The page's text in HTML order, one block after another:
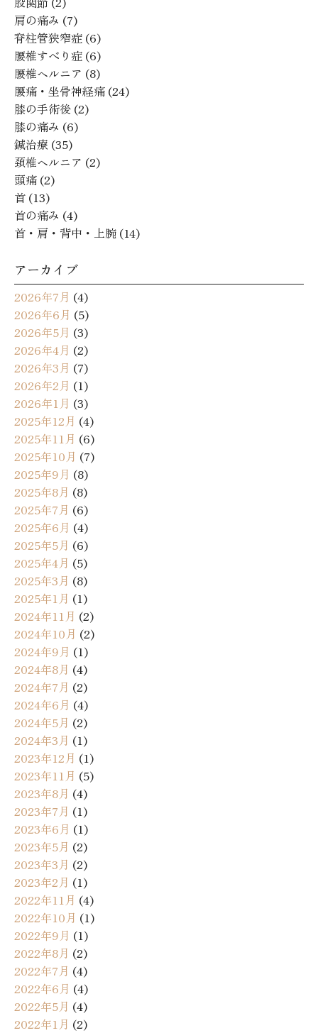
肩の痛み (7)
脊柱管狭窄症 (6)
腰椎すべり症 (6)
腰椎ヘルニア (8)
腰痛・坐骨神経痛 (24)
膝の手術後 (2)
膝の痛み (6)
鍼治療 (35)
頚椎ヘルニア (2)
頭痛 (2)
首 (13)
首の痛み (4)
首・肩・背中・上腕 (14)
アーカイブ
2026年7月 (4)
2026年6月 (5)
2026年5月 (3)
2026年4月 (2)
2026年3月 (7)
2026年2月 (1)
2026年1月 (3)
2025年12月 (4)
2025年11月 (6)
2025年10月 (7)
2025年9月 (8)
2025年8月 (8)
2025年7月 (6)
2025年6月 (4)
2025年5月 (6)
2025年4月 (5)
2025年3月 (8)
2025年1月 (1)
2024年11月 (2)
2024年10月 (2)
2024年9月 (1)
2024年8月 (4)
2024年7月 (2)
2024年6月 (4)
2024年5月 (2)
2024年3月 (1)
2023年12月 (1)
2023年11月 (5)
2023年8月 (4)
2023年7月 (1)
2023年6月 (1)
2023年5月 (2)
2023年3月 (2)
2023年2月 (1)
2022年11月 (4)
2022年10月 (1)
2022年9月 (1)
2022年8月 (2)
2022年7月 (4)
2022年6月 (4)
2022年5月 (4)
2022年1月 (2)